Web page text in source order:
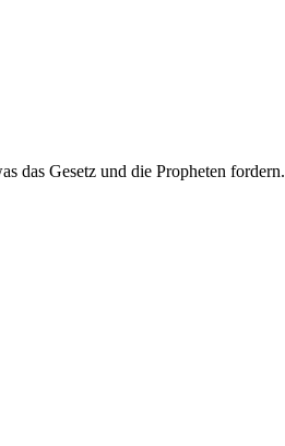
das Gesetz und die Propheten fordern.